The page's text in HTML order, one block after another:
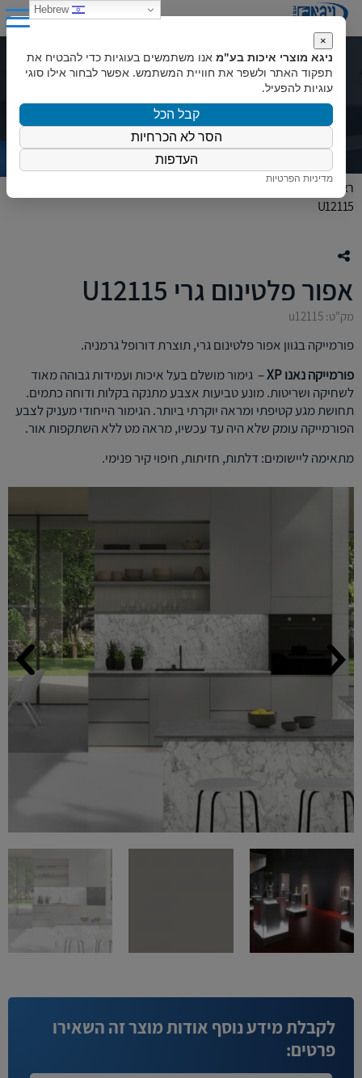
אפור פלטינום גרי U12115
ראשי
U12115
לקבלת מידע נוסף אודות מוצר זה השאירו
פרטים:
אפור פלטינום גרי U12115
מק"ט: u12115
פורמייקה בגוון אפור פלטינום גרי, תוצרת דורופל גרמניה.
פורמייקה נאנו XP
– גימור מושלם בעל איכות ועמידות גבוהה מאוד
לשחיקה ושריטות. מונע טביעות אצבע מתנקה בקלות ודוחה כתמים.
תחושת מגע קטיפתי ומראה יוקרתי ביותר. הגימור הייחודי מעניק לצבע
הפורמייקה עומק שלא היה עד עכשיו, מראה מט ללא השתקפות אור.
מתאימה ליישומים: דלתות, חזיתות, חיפוי קיר פנימי.
×
ניגא מוצרי איכות בע"מ אנו משתמשים בעוגיות כדי להבטיח את
תפקוד האתר ולשפר את חוויית המשתמש. אפשר לבחור אילו סוגי
עוגיות להפעיל.
קבל הכל
הסר לא הכרחיות
העדפות
מדיניות הפרטיות
Hebrew